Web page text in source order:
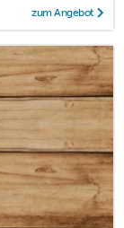
zum Angebot